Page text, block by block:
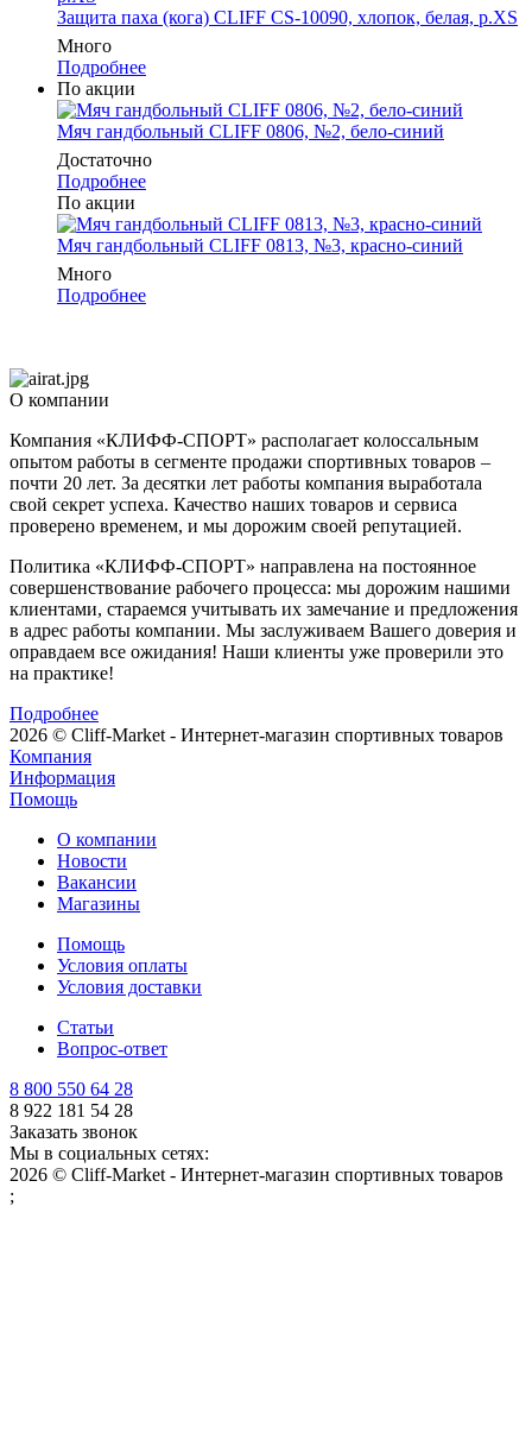
Защита паха (кога) CLIFF CS-10090, хлопок, белая, р.XS
Много
Подробнее
По акции
Мяч гандбольный CLIFF 0806, №2, бело-синий
Достаточно
Подробнее
По акции
Мяч гандбольный CLIFF 0813, №3, красно-синий
Много
Подробнее
О компании
Компания «КЛИФФ-СПОРТ» располагает колоссальным
опытом работы в сегменте продажи спортивных товаров –
почти 20 лет. За десятки лет работы компания выработала
свой секрет успеха. Качество наших товаров и сервиса
проверено временем, и мы дорожим своей репутацией.
Политика «КЛИФФ-СПОРТ» направлена на постоянное
совершенствование рабочего процесса: мы дорожим нашими
клиентами, стараемся учитывать их замечание и предложения
в адрес работы компании. Мы заслуживаем Вашего доверия и
оправдаем все ожидания! Наши клиенты уже проверили это
на практике!
Подробнее
2026 © Cliff-Market - Интернет-магазин спортивных товаров
Компания
Информация
Помощь
О компании
Новости
Вакансии
Магазины
Помощь
Условия оплаты
Условия доставки
Статьи
Вопрос-ответ
8 800 550 64 28
8 922 181 54 28
Заказать звонок
Мы в социальных сетях:
2026 © Cliff-Market - Интернет-магазин спортивных товаров
;